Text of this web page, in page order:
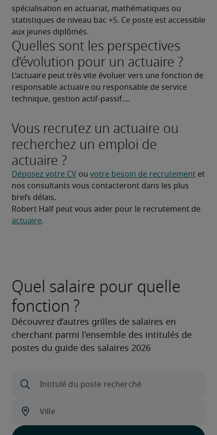
spécialisation en actuariat, mathématiques ou
statistiques de niveau bac +5. Ce poste est accessible
aux jeunes diplômés.
Quelles sont les perspectives
d’évolution pour un actuaire ?
L’actuaire peut très vite évoluer vers une fonction de
responsable actuaire ou responsable de service
technique, gestion actif-passif....
Vous recrutez un actuaire ou
recherchez un emploi de
actuaire ?
Déposez votre CV ou votre besoin de recrutement et
nos consultants vous contacteront dans les plus
brefs délais.
actuaire.
Quel salaire pour quelle
fonction ?